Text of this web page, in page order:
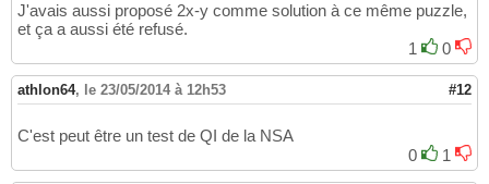
J'avais aussi proposé 2x-y comme solution à ce même puzzle,
et ça a aussi été refusé.
1
0
athlon64, le 23/05/2014 à 12h53 #12
C'est peut être un test de QI de la NSA
0
1